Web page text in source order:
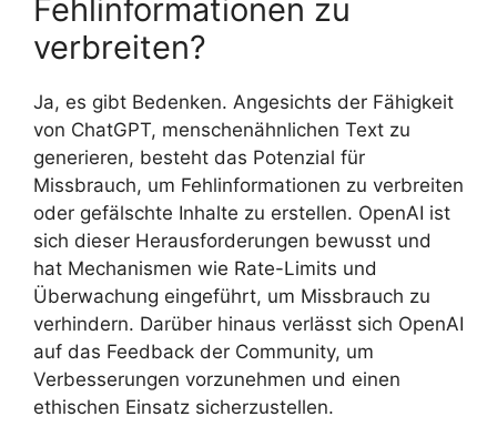
Fehlinformationen zu
verbreiten?
Ja, es gibt Bedenken. Angesichts der Fähigkeit
von ChatGPT, menschenähnlichen Text zu
generieren, besteht das Potenzial für
Missbrauch, um Fehlinformationen zu verbreiten
oder gefälschte Inhalte zu erstellen. OpenAI ist
sich dieser Herausforderungen bewusst und
hat Mechanismen wie Rate-Limits und
Überwachung eingeführt, um Missbrauch zu
verhindern. Darüber hinaus verlässt sich OpenAI
auf das Feedback der Community, um
Verbesserungen vorzunehmen und einen
ethischen Einsatz sicherzustellen.